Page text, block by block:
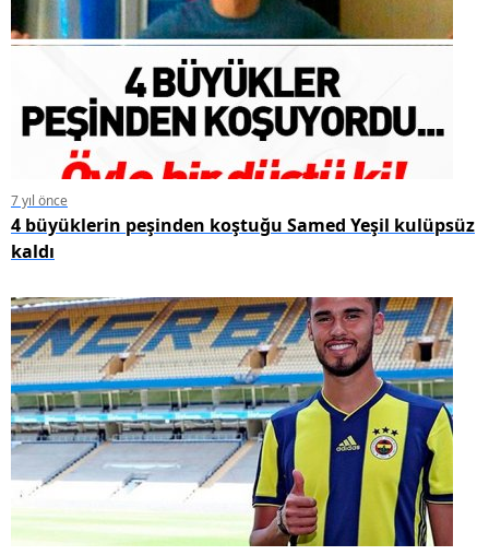
7 yıl önce
4 büyüklerin peşinden koştuğu Samed Yeşil kulüpsüz
kaldı